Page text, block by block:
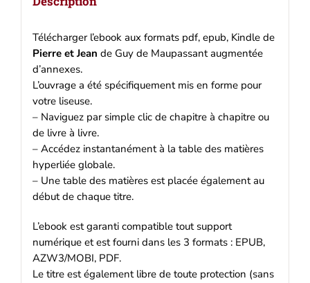
Télécharger l’ebook aux formats pdf, epub, Kindle de
Pierre et Jean de Guy de Maupassant augmentée
d’annexes.
L’ouvrage a été spécifiquement mis en forme pour
votre liseuse.
– Naviguez par simple clic de chapitre à chapitre ou
de livre à livre.
– Accédez instantanément à la table des matières
hyperliée globale.
– Une table des matières est placée également au
début de chaque titre.
L’ebook est garanti compatible tout support
numérique et est fourni dans les 3 formats : EPUB,
AZW3/MOBI, PDF.
Le titre est également libre de toute protection (sans